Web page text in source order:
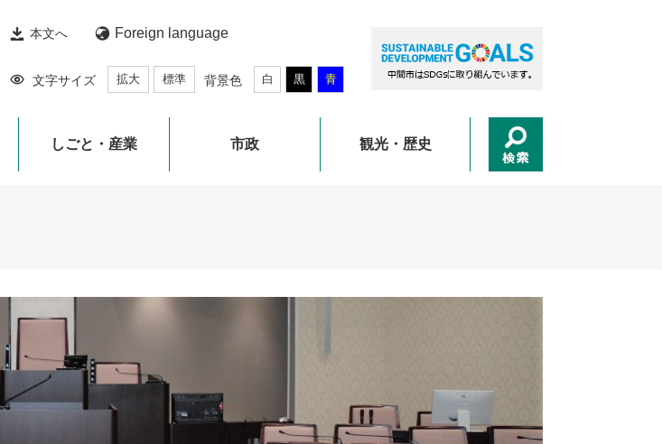
本文へ Foreign language
文字サイズ 拡大 標準 背景色 白 黒 青
しごと・産業 市政 観光・歴史